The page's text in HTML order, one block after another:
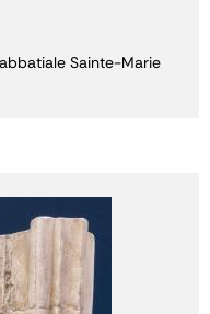
Sainte-Marie